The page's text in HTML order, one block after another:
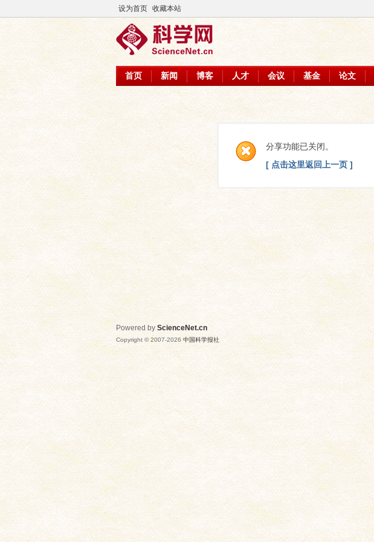
设为首页 收藏本站
首页 新闻 博客 人才 会议 基金 论文
分享功能已关闭。
[ 点击这里返回上一页 ]
Powered by ScienceNet.cn
Copyright © 2007-2026中国科学报社